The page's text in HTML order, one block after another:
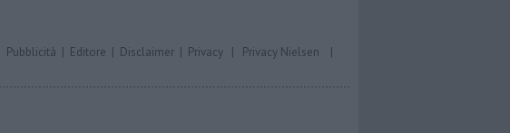
Pubblicità | Editore | Disclaimer | Privacy | Privacy Nielsen |